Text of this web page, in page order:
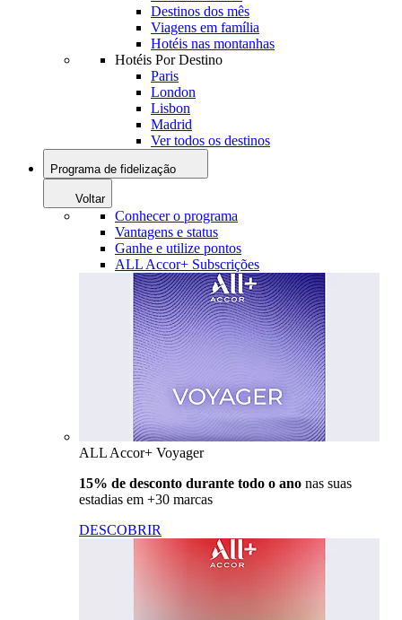
Destinos dos mês
Viagens em família
Hotéis nas montanhas
Hotéis Por Destino
Paris
London
Lisbon
Madrid
Ver todos os destinos
Programa de fidelização
Voltar
Conhecer o programa
Vantagens e status
Ganhe e utilize pontos
ALL Accor+ Subscrições
ALL Accor+ Voyager
15% de desconto durante todo o ano nas suas
estadias em +30 marcas
DESCOBRIR